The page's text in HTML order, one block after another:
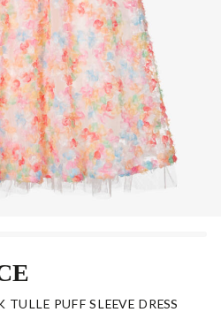
TULLE PUFF SLEEVE DRESS